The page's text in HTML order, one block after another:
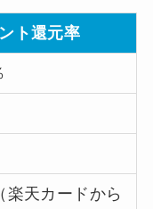
ト還元率
楽天カードから